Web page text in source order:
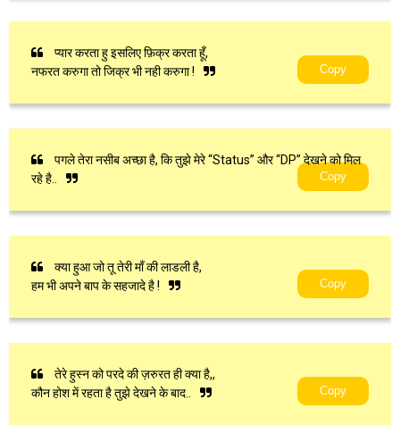
प्यार करता हु इसलिए फ़िक्र करता हूँ,
नफरत करुगा तो जिक्र भी नही करुगा !
Copy
पगले तेरा नसीब अच्छा है, कि तुझे मेरे “Status” और “DP” देखने को मिल
रहे है..
Copy
क्या हुआ जो तू तेरी माँ की लाडली है,
हम भी अपने बाप के सहजादे है !
Copy
तेरे हुस्न को परदे की ज़रुरत ही क्या है,,
कौन होश में रहता है तुझे देखने के बाद..
Copy